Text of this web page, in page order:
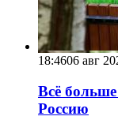
18:4606 авг
Всё больше
Россию